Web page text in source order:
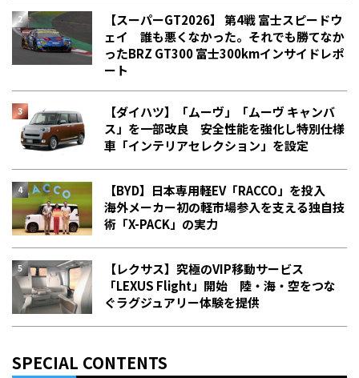
【スーパーGT2026】 第4戦 富士スピードウ
ェイ 誰も悪くなかった。それでも勝てなか
った――BRZ GT300 富士300kmインサイドレポ
ート
【ダイハツ】「ムーヴ」「ムーヴ キャンバ
ス」を一部改良 安全性能を強化し特別仕様
車「インテリアセレクション」を設定
【BYD】日本専用軽EV「RACCO」を投入
海外メーカー初の軽市場参入を支える独自技
術「X-PACK」の実力
【レクサス】究極のVIP移動サービス
「LEXUS Flight」開始 陸・海・空をつな
ぐラグジュアリー体験を提供
SPECIAL CONTENTS